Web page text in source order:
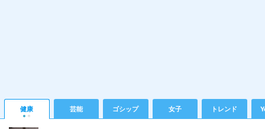
健康 芸能 ゴシップ 女子 トレンド